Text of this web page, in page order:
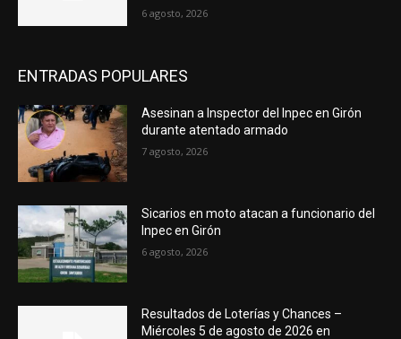
6 agosto, 2026
ENTRADAS POPULARES
Asesinan a Inspector del Inpec en Girón
durante atentado armado
7 agosto, 2026
Sicarios en moto atacan a funcionario del
Inpec en Girón
6 agosto, 2026
Resultados de Loterías y Chances –
Miércoles 5 de agosto de 2026 en